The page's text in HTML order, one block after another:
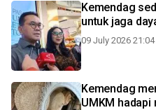
Kemendag
untuk jaga
09 July 2026 21:04
Kemendag
UMKM